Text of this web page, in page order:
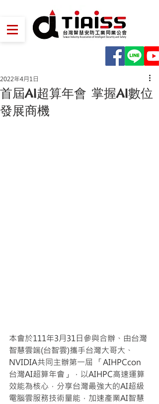
首屆AI超算年會 掌握AI數位
發展商機
2022年4月1日
本會於111年3月31日參與合辦、由台灣
智慧雲端(台智雲)攜手台灣大哥大、
NVIDIA共同主辦第一屆 「AIHPCcon
台灣AI超算年會」，以AIHPC高速運算
效能為核心，分享台灣最強大的AI超級
電腦雲服務技術量能，加速產業AI智慧